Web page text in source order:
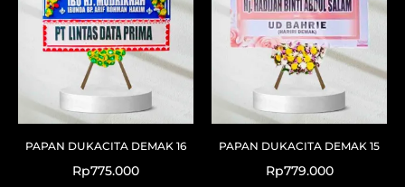
PAPAN DUKACITA DEMAK 16
Rp775.000
PAPAN DUKACITA DEMAK 15
Rp779.000